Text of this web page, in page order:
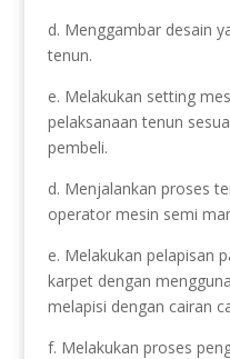
d. Menggambar desain
tenun.
e. Melakukan setting
pelaksanaan tenun
pembeli.
d. Menjalankan proses
operator mesin semi
e. Melakukan pelapisan
karpet dengan
melapisi dengan cairan
f. Melakukan proses